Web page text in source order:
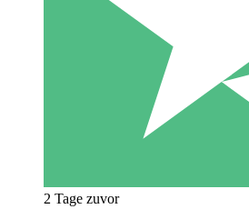
2 Tage zuvor